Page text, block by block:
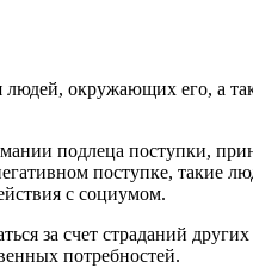
окружающих его, а
подлеца поступки,
поступке, такие
с социумом.
за счет страданий
потребностей.